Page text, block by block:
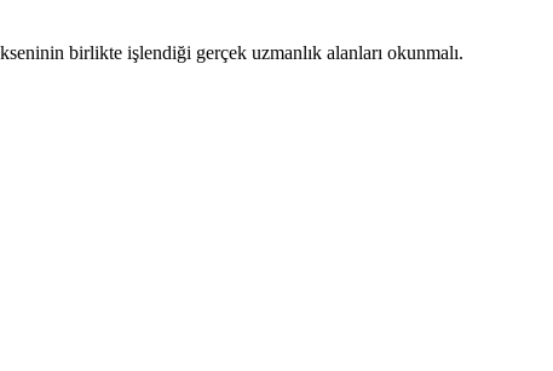
birlikte işlendiği gerçek uzmanlık alanları okunmalı.